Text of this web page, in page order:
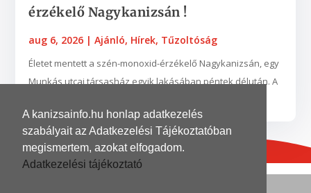
A kanizsainfo.hu honlap adatkezelés
szabályait az Adatkezelési Tájékoztatóban
megismertem, azokat elfogadom.
Adatkezelési tájékoztató
érzékelő Nagykanizsán !
aug 6, 2026 |Ajánló, Hírek, Tűzoltóság
Életet mentett a szén-monoxid-érzékelő Nagykanizsán, egy
Munkás utcai társasház egyik lakásában péntek délután. A